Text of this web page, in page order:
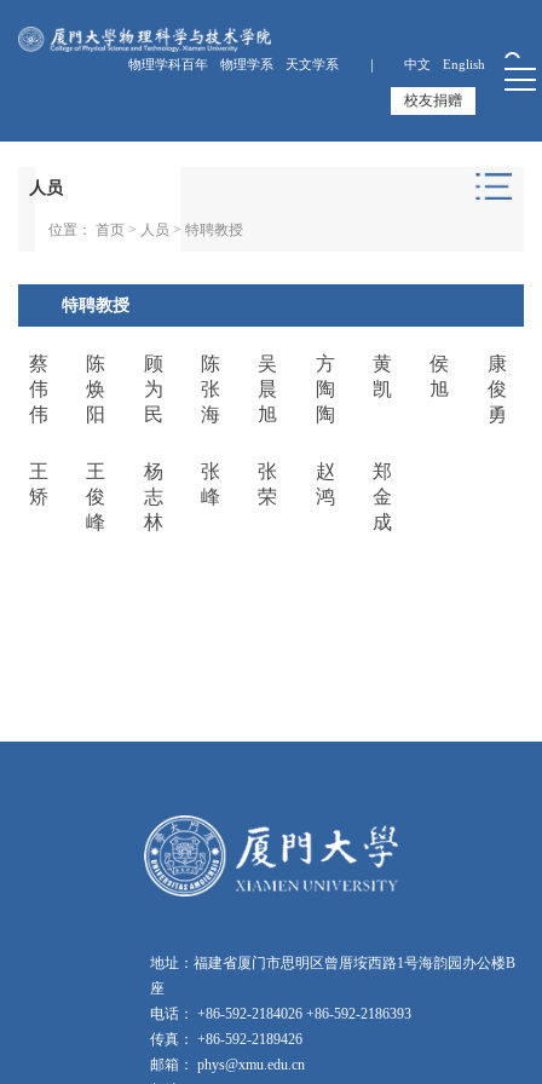
物理学科百年 物理学系 天文学系 ｜ 中文 English
校友捐赠
人员
位置： 首页> 人员 > 特聘教授
特聘教授
蔡
伟
伟
陈
焕
阳
顾
为
民
陈
张
海
吴
晨
旭
方
陶
陶
黄
凯
侯
旭
康
俊
勇
王
矫
王
俊
峰
杨
志
林
张
峰
张
荣
赵
鸿
郑
金
成
地址：福建省厦门市思明区曾厝垵西路1号海韵园办公楼B
座
电话： +86-592-2184026 +86-592-2186393
传真： +86-592-2189426
邮箱： phys@xmu.edu.cn